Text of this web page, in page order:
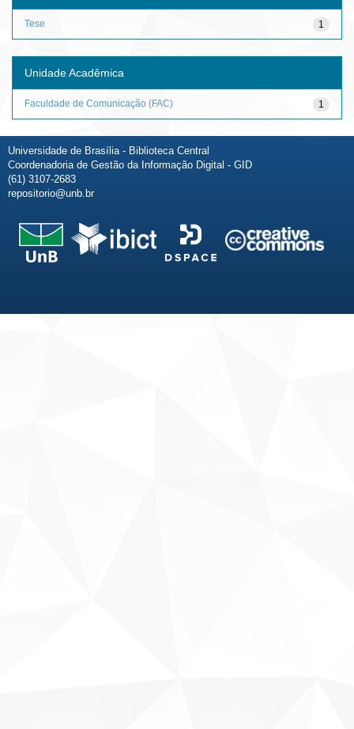
1
Tese
Unidade Acadêmica
1
Faculdade de Comunicação (FAC)
Universidade de Brasília - Biblioteca Central
Coordenadoria de Gestão da Informação Digital - GID
(61) 3107-2683
repositorio@unb.br